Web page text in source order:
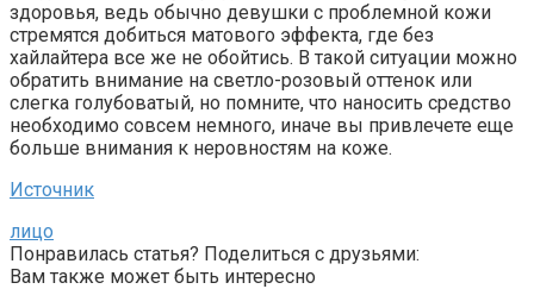
здоровья, ведь обычно девушки с проблемной кожи
стремятся добиться матового эффекта, где без
хайлайтера все же не обойтись. В такой ситуации можно
обратить внимание на светло-розовый оттенок или
слегка голубоватый, но помните, что наносить средство
необходимо совсем немного, иначе вы привлечете еще
больше внимания к неровностям на коже.
Источник
лицо
Понравилась статья? Поделиться с друзьями:
Вам также может быть интересно